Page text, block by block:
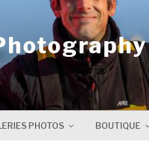
PHOTOS BOUTIQUE